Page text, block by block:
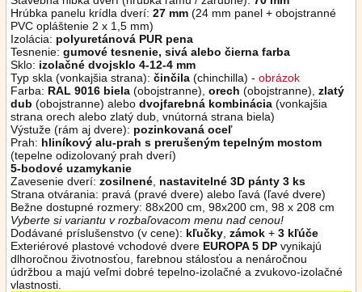
Hrúbka panelu krídla dverí: 27 mm (24 mm panel + obojstranné
PVC opláštenie 2 x 1,5 mm)
Izolácia: polyuretánová PUR pena
Tesnenie: gumové tesnenie, sivá alebo čierna farba
Sklo: izolačné dvojsklo 4-12-4 mm
Typ skla (vonkajšia strana): činčila (chinchilla) - obrázok
Farba: RAL 9016 biela (obojstranne), orech (obojstranne), zlatý
dub (obojstranne) alebo dvojfarebná kombinácia (vonkajšia
strana orech alebo zlatý dub, vnútorná strana biela)
Výstuže (rám aj dvere): pozinkovaná oceľ
Prah: hliníkový alu-prah s prerušeným tepelným mostom
(tepelne odizolovaný prah dverí)
5-bodové uzamykanie
Zavesenie dverí: zosilnené nastavitelné 3D pánty 3 ks
Strana otvárania: pravá (pravé dvere) alebo ľavá (ľavé dvere)
Bežne dostupné rozmery: 88x200 cm, 98x200 cm, 98 x 208 cm
Vyberte si variantu v rozbaľovacom menu nad cenou!
Dodávané príslušenstvo (v cene): kľučky zámok + 3 kľúče
Exteriérové plastové vchodové dvere EUROPA 5 DP vynikajú
dlhoročnou životnosťou, farebnou stálosťou a nenáročnou
údržbou a majú veľmi dobré tepelno-izolačné a zvukovo-izolačné
vlastnosti.